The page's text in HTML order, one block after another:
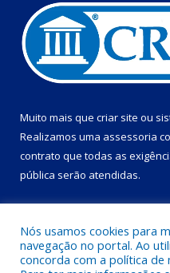
Muito mais que criar site ou
Realizamos uma assessoria
contrato que todas as
pública serão atendidas.
Nós usamos cookies para
navegação no portal. Ao
concorda com a política